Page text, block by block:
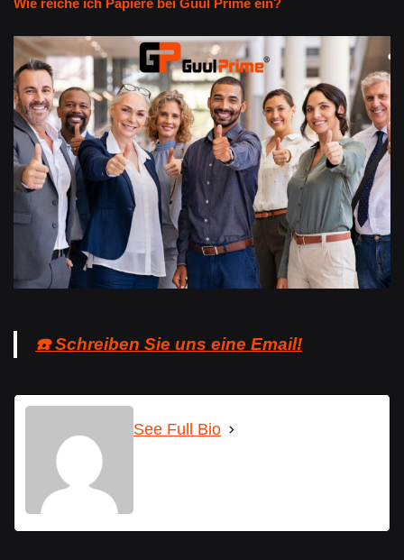
Wie reiche ich Papiere bei Guul Prime ein?
☎️ Schreiben Sie uns eine Email!
See Full Bio